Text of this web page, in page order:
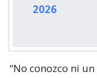
2026
“No conozco ni